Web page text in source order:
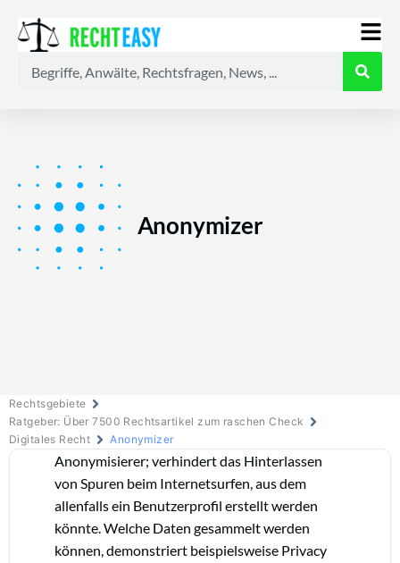
Anonymizer
Rechtsgebiete
Ratgeber: Über 7500 Rechtsartikel zum raschen Check
Digitales Recht
Anonymizer
Anonymisierer; verhindert das Hinterlassen
von Spuren beim Internetsurfen, aus dem
allenfalls ein Benutzerprofil erstellt werden
könnte. Welche Daten gesammelt werden
können, demonstriert beispielsweise Privacy